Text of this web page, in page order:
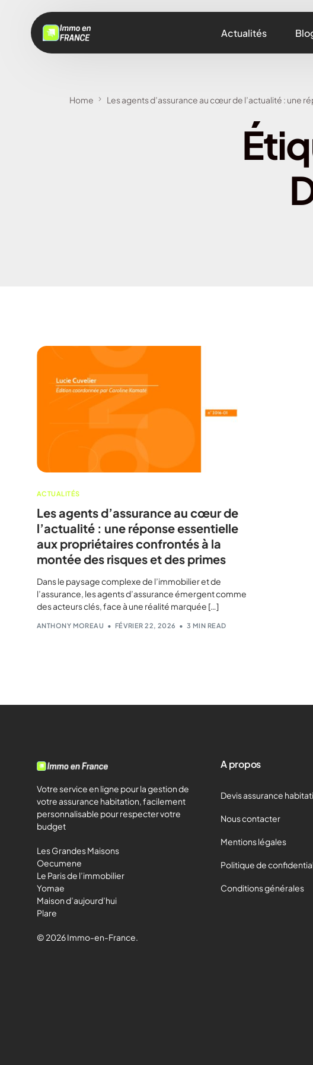
Actualités
Home Les agents d’assurance au cœur de l’actualité : une
ACTUALITÉS
Les agents d’assurance au cœur de
l’actualité : une réponse essentielle
aux propriétaires confrontés à la
montée des risques et des primes
Dans le paysage complexe de l’immobilier et de
l’assurance, les agents d’assurance émergent comme
des acteurs clés, face à une réalité marquée […]
ANTHONY MOREAU FÉVRIER 22, 2026 3 MIN READ
Votre service en ligne pour la gestion de
votre assurance habitation, facilement
personnalisable pour respecter votre
budget
Les Grandes Maisons
Oecumene
Le Paris de l’immobilier
Yomae
Maison d’aujourd’hui
Plare
© 2026 Immo-en-France.
A propos
Devis assurance
Nous contacter
Mentions légales
Politique de
Conditions générales